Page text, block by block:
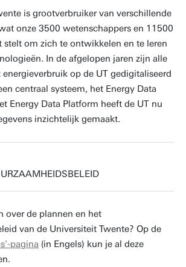
is grootverbruiker van verschillende
onze 3500 wetenschappers en 11500
stelt om zich te ontwikkelen en te leren
In de afgelopen jaren zijn alle
op de UT gedigitaliseerd
centraal systeem, het Energy Data
Energy Data Platform heeft de UT nu
inzichtelijk gemaakt.
over de plannen en het
van de Universiteit Twente? Op de
pagina (in Engels) kun je al deze